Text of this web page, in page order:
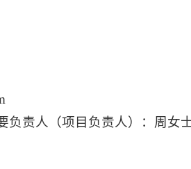
负责人（项目负责人）：周女